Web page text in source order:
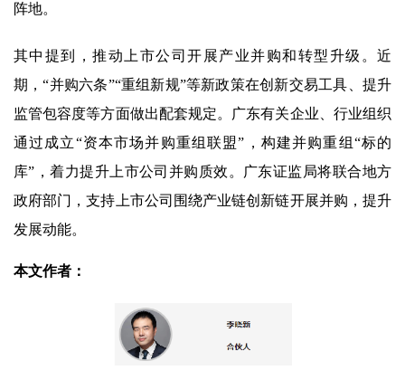
阵地。
其中提到，推动上市公司开展产业并购和转型升级。近
期，“并购六条”“重组新规”等新政策在创新交易工具、提升
监管包容度等方面做出配套规定。广东有关企业、行业组织
通过成立“资本市场并购重组联盟”，构建并购重组“标的
库”，着力提升上市公司并购质效。广东证监局将联合地方
政府部门，支持上市公司围绕产业链创新链开展并购，提升
发展动能。
本文作者：